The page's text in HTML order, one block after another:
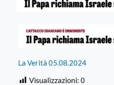
La Verità 05.08.2024
Visualizzazioni: 0